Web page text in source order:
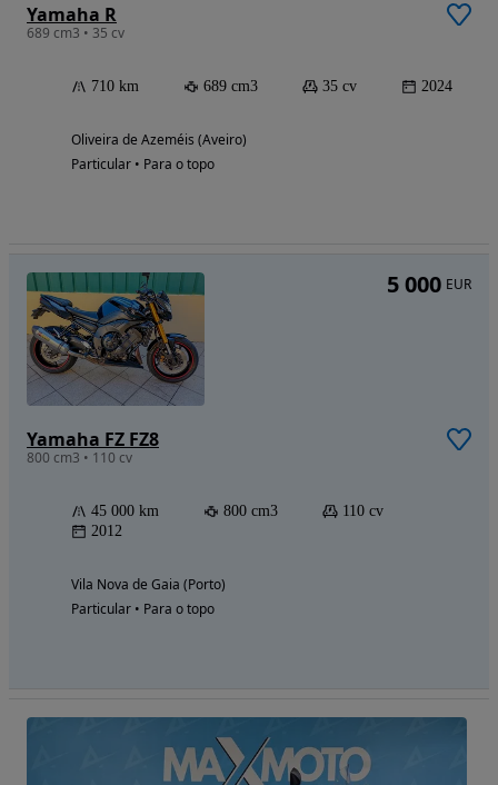
Yamaha R
689 cm3 • 35 cv
710 km 689 cm3 35 cv 2024
Oliveira de Azeméis (Aveiro)
Particular • Para o topo
Yamaha FZ FZ8
800 cm3 • 110 cv
45 000 km 800 cm3
110 cv
2012
Vila Nova de Gaia (Porto)
Particular • Para o topo
5 000 EUR